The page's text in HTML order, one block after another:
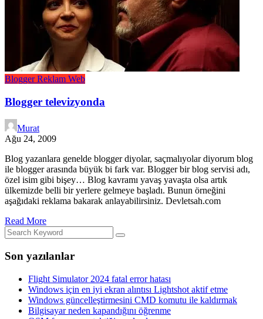
BloggerReklam Web
Blogger televizyonda
Murat
Ağu 24, 2009
Blog yazanlara genelde blogger diyolar, saçmalıyolar diyorum blog
ile blogger arasında büyük bi fark var. Blogger bir blog servisi adı,
özel isim gibi bişey… Blog kavramı yavaş yavaşta olsa artık
ülkemizde belli bir yerlere gelmeye başladı. Bunun örneğini
aşağıdaki reklama bakarak anlayabilirsiniz. Devletsah.com
Read More
Son yazılanlar
Flight Simulator 2024 fatal error hatası
Windows için en iyi ekran alıntısı Lightshot aktif etme
Windows güncelleştirmesini CMD komutu ile kaldırmak
Bilgisayar neden kapandığını öğrenme